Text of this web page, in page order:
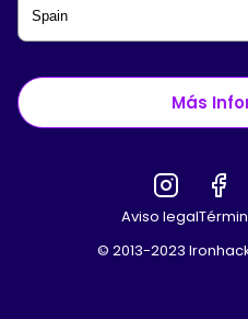
Más
Aviso legal
© 2013-2023